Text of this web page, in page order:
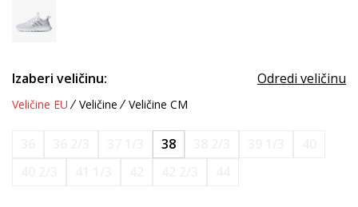
Izaberi veličinu: Odredi veličinu
Veličine EU Veličine Veličine CM
38